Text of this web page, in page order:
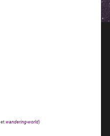
et wandering-world)